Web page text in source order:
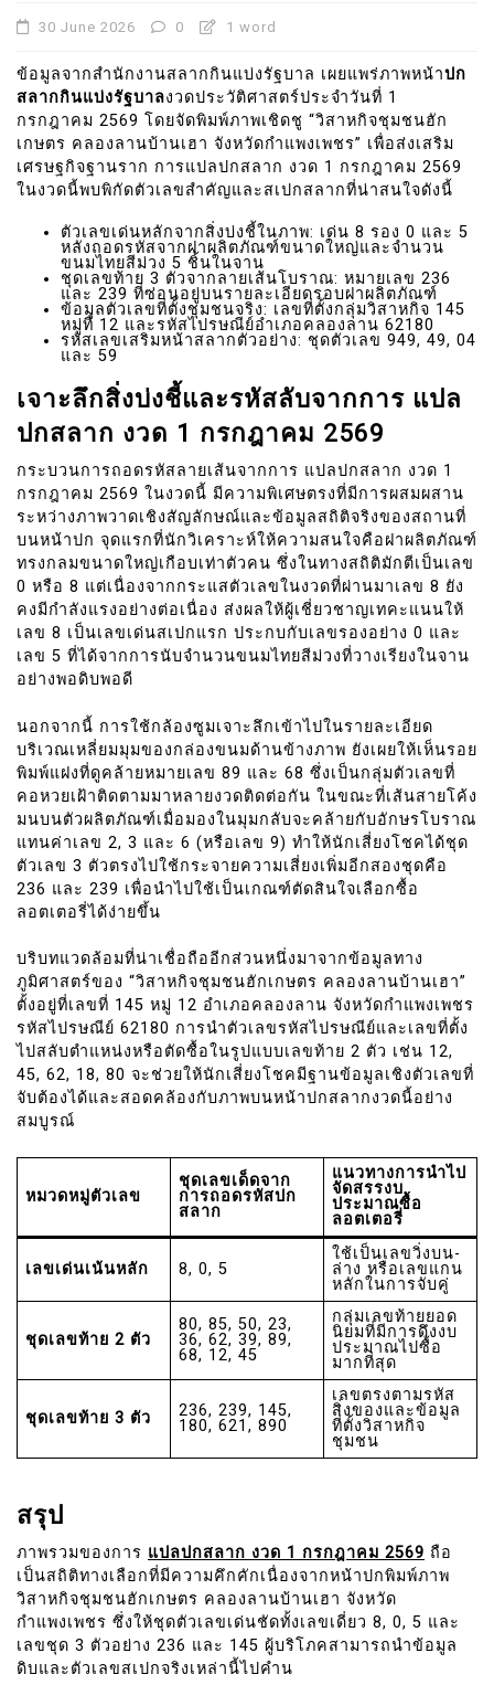
30 June 2026 0 1 word
ข้อมูลจากสำนักงานสลากกินแบ่งรัฐบาล เผยแพร่ภาพหน้าปก
สลากกินแบ่งรัฐบาลงวดประวัติศาสตร์ประจำวันที่ 1
กรกฎาคม 2569 โดยจัดพิมพ์ภาพเชิดชู “วิสาหกิจชุมชนฮัก
เกษตร คลองลานบ้านเฮา จังหวัดกำแพงเพชร” เพื่อส่งเสริม
เศรษฐกิจฐานราก การแปลปกสลาก งวด 1 กรกฎาคม 2569
ในงวดนี้พบพิกัดตัวเลขสำคัญและสเปกสลากที่น่าสนใจดังนี้
ตัวเลขเด่นหลักจากสิ่งบ่งชี้ในภาพ: เด่น 8 รอง 0 และ 5
หลังถอดรหัสจากฝาผลิตภัณฑ์ขนาดใหญ่และจำนวน
ขนมไทยสีม่วง 5 ชิ้นในจาน
ชุดเลขท้าย 3 ตัวจากลายเส้นโบราณ: หมายเลข 236
และ 239 ที่ซ่อนอยู่บนรายละเอียดรอบฝาผลิตภัณฑ์
ข้อมูลตัวเลขที่ตั้งชุมชนจริง: เลขที่ตั้งกลุ่มวิสาหกิจ 145
หมู่ที่ 12 และรหัสไปรษณีย์อำเภอคลองลาน 62180
รหัสเลขเสริมหน้าสลากตัวอย่าง: ชุดตัวเลข 949, 49, 04
และ 59
เจาะลึกสิ่งบ่งชี้และรหัสลับจากการ แปล
ปกสลาก งวด 1 กรกฎาคม 2569
กระบวนการถอดรหัสลายเส้นจากการ แปลปกสลาก งวด 1
กรกฎาคม 2569 ในงวดนี้ มีความพิเศษตรงที่มีการผสมผสาน
ระหว่างภาพวาดเชิงสัญลักษณ์และข้อมูลสถิติจริงของสถานที่
บนหน้าปก จุดแรกที่นักวิเคราะห์ให้ความสนใจคือฝาผลิตภัณฑ์
ทรงกลมขนาดใหญ่เกือบเท่าตัวคน ซึ่งในทางสถิติมักตีเป็นเลข
0 หรือ 8 แต่เนื่องจากกระแสตัวเลขในงวดที่ผ่านมาเลข 8 ยัง
คงมีกำลังแรงอย่างต่อเนื่อง ส่งผลให้ผู้เชี่ยวชาญเทคะแนนให้
เลข 8 เป็นเลขเด่นสเปกแรก ประกบกับเลขรองอย่าง 0 และ
เลข 5 ที่ได้จากการนับจำนวนขนมไทยสีม่วงที่วางเรียงในจาน
อย่างพอดิบพอดี
นอกจากนี้ การใช้กล้องซูมเจาะลึกเข้าไปในรายละเอียด
บริเวณเหลี่ยมมุมของกล่องขนมด้านข้างภาพ ยังเผยให้เห็นรอย
พิมพ์แฝงที่ดูคล้ายหมายเลข 89 และ 68 ซึ่งเป็นกลุ่มตัวเลขที่
คอหวยเฝ้าติดตามมาหลายงวดติดต่อกัน ในขณะที่เส้นสายโค้ง
มนบนตัวผลิตภัณฑ์เมื่อมองในมุมกลับจะคล้ายกับอักษรโบราณ
แทนค่าเลข 2, 3 และ 6 (หรือเลข 9) ทำให้นักเสี่ยงโชคได้ชุด
ตัวเลข 3 ตัวตรงไปใช้กระจายความเสี่ยงเพิ่มอีกสองชุดคือ
236 และ 239 เพื่อนำไปใช้เป็นเกณฑ์ตัดสินใจเลือกซื้อ
ลอตเตอรี่ได้ง่ายขึ้น
บริบทแวดล้อมที่น่าเชื่อถืออีกส่วนหนึ่งมาจากข้อมูลทาง
ภูมิศาสตร์ของ “วิสาหกิจชุมชนฮักเกษตร คลองลานบ้านเฮา”
ตั้งอยู่ที่เลขที่ 145 หมู่ 12 อำเภอคลองลาน จังหวัดกำแพงเพชร
รหัสไปรษณีย์ 62180 การนำตัวเลขรหัสไปรษณีย์และเลขที่ตั้ง
ไปสลับตำแหน่งหรือตัดซื้อในรูปแบบเลขท้าย 2 ตัว เช่น 12,
45, 62, 18, 80 จะช่วยให้นักเสี่ยงโชคมีฐานข้อมูลเชิงตัวเลขที่
จับต้องได้และสอดคล้องกับภาพบนหน้าปกสลากงวดนี้อย่าง
สมบูรณ์
หมวดหมู่ตัวเลข
ชุดเลขเด็ดจาก
การถอดรหัสปก
สลาก
แนวทางการนำไป
จัดสรรงบ
ประมาณซื้อ
ลอตเตอรี่
เลขเด่นเน้นหลัก 8, 0, 5
ใช้เป็นเลขวิ่งบน-
ล่าง หรือเลขแกน
หลักในการจับคู่
ชุดเลขท้าย 2 ตัว
80, 85, 50, 23,
36, 62, 39, 89,
68, 12, 45
กลุ่มเลขท้ายยอด
นิยมที่มีการดึงงบ
ประมาณไปซื้อ
มากที่สุด
ชุดเลขท้าย 3 ตัว
236, 239, 145,
180, 621, 890
เลขตรงตามรหัส
สิ่งของและข้อมูล
ที่ตั้งวิสาหกิจ
ชุมชน
สรุป
ภาพรวมของการ แปลปกสลาก งวด 1 กรกฎาคม 2569 ถือ
เป็นสถิติทางเลือกที่มีความคึกคักเนื่องจากหน้าปกพิมพ์ภาพ
วิสาหกิจชุมชนฮักเกษตร คลองลานบ้านเฮา จังหวัด
กำแพงเพชร ซึ่งให้ชุดตัวเลขเด่นชัดทั้งเลขเดี่ยว 8, 0, 5 และ
เลขชุด 3 ตัวอย่าง 236 และ 145 ผู้บริโภคสามารถนำข้อมูล
ดิบและตัวเลขสเปกจริงเหล่านี้ไปคำน